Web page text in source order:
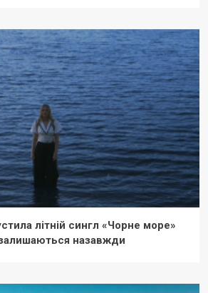
літній сингл «Чорне море»
назавжди